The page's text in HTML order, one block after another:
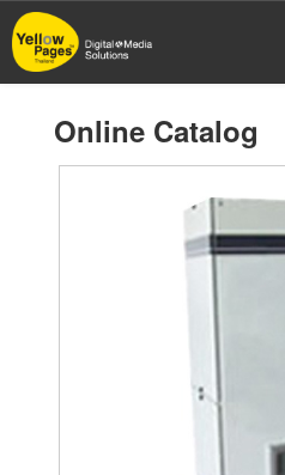
Skip
to
main
Online Catalog